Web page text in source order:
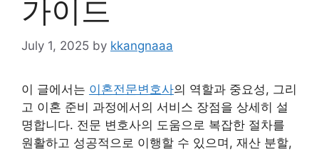
가이드
July 1, 2025 by kkangnaaa
이 글에서는 이혼전문변호사의 역할과 중요성, 그리
고 이혼 준비 과정에서의 서비스 장점을 상세히 설
명합니다. 전문 변호사의 도움으로 복잡한 절차를
원활하고 성공적으로 이행할 수 있으며, 재산 분할,